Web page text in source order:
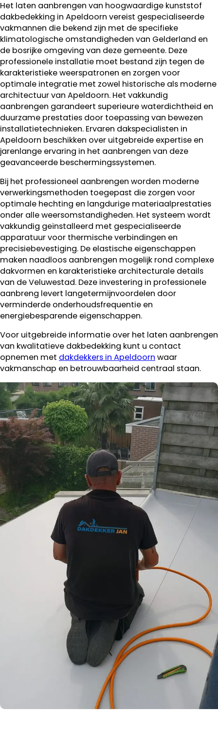
Het laten aanbrengen van hoogwaardige kunststof
dakbedekking in Apeldoorn vereist gespecialiseerde
vakmannen die bekend zijn met de specifieke
klimatologische omstandigheden van Gelderland en
de bosrijke omgeving van deze gemeente. Deze
professionele installatie moet bestand zijn tegen de
karakteristieke weerspatronen en zorgen voor
optimale integratie met zowel historische als moderne
architectuur van Apeldoorn. Het vakkundig
aanbrengen garandeert superieure waterdichtheid en
duurzame prestaties door toepassing van bewezen
installatietechnieken. Ervaren dakspecialisten in
Apeldoorn beschikken over uitgebreide expertise en
jarenlange ervaring in het aanbrengen van deze
geavanceerde beschermingssystemen.
Bij het professioneel aanbrengen worden moderne
verwerkingsmethoden toegepast die zorgen voor
optimale hechting en langdurige materiaalprestaties
onder alle weersomstandigheden. Het systeem wordt
vakkundig geïnstalleerd met gespecialiseerde
apparatuur voor thermische verbindingen en
precisiebevestiging. De elastische eigenschappen
maken naadloos aanbrengen mogelijk rond complexe
dakvormen en karakteristieke architecturale details
van de Veluwestad. Deze investering in professionele
aanbreng levert langetermijnvoordelen door
verminderde onderhoudsfrequentie en
energiebesparende eigenschappen.
Voor uitgebreide informatie over het laten aanbrengen
van kwalitatieve dakbedekking kunt u contact
opnemen met dakdekkers in Apeldoorn waar
vakmanschap en betrouwbaarheid centraal staan.